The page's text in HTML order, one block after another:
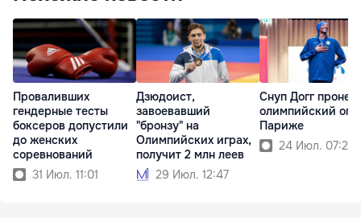
Проваливших
гендерные тесты
боксеров допустили
до женских
соревнований
31 Июл. 11:01
Дзюдоист,
завоевавший
"бронзу" на
Олимпийских играх,
получит 2 млн леев
29 Июл. 12:47
Снуп Догг
олимпийский
Париже
24 Июл. 07:21